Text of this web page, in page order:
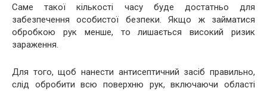
Саме такої кількості часу буде достатньо для
забезпечення особистої безпеки. Якщо ж займатися
обробкою рук менше, то лишається високий ризик
зараження.
Для того, щоб нанести антисептичний засіб правильно,
слід обробити всю поверхню рук, включаючи області